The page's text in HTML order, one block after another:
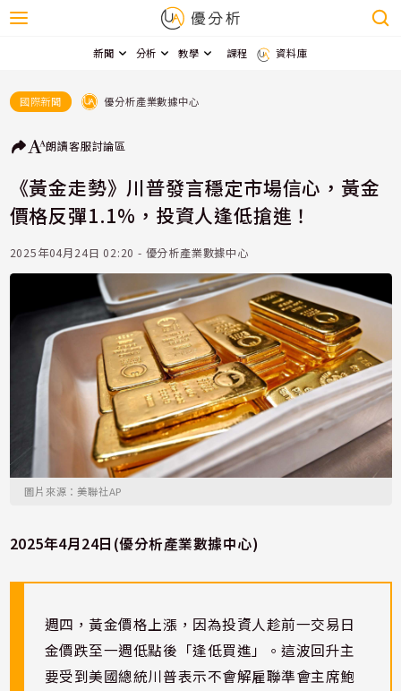
新聞 分析 教學 課程 資料庫
國際新聞 優分析產業數據中心
朗讀客服討論區
《黃金走勢》川普發言穩定市場信心，黃金
價格反彈1.1%，投資人逢低搶進！
2025年04月24日 02:20 - 優分析產業數據中心
圖片來源：美聯社AP
2025年4月24日(優分析產業數據中心)
週四，黃金價格上漲，因為投資人趁前一交易日
金價跌至一週低點後「逢低買進」。這波回升主
要受到美國總統川普表示不會解雇聯準會主席鮑